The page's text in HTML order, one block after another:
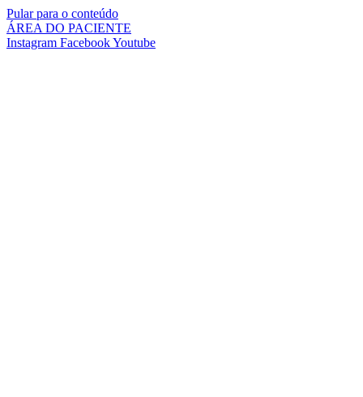
Pular para o conteúdo
ÁREA DO PACIENTE
Instagram FacebookYoutube